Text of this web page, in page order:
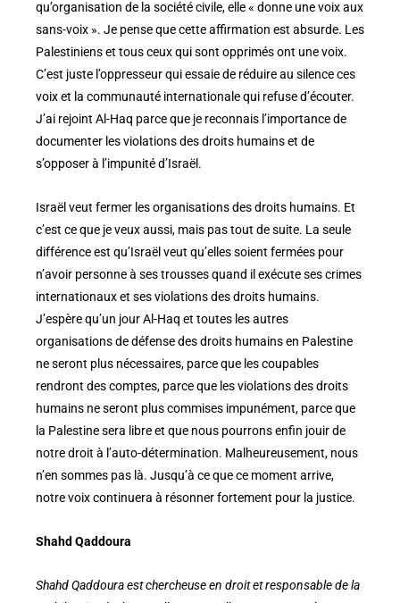
qu’organisation de la société civile, elle « donne une voix aux
sans-voix ». Je pense que cette affirmation est absurde. Les
Palestiniens et tous ceux qui sont opprimés ont une voix.
C’est juste l’oppresseur qui essaie de réduire au silence ces
voix et la communauté internationale qui refuse d’écouter.
J’ai rejoint Al-Haq parce que je reconnais l’importance de
documenter les violations des droits humains et de
s’opposer à l’impunité d’Israël.
Israël veut fermer les organisations des droits humains. Et
c’est ce que je veux aussi, mais pas tout de suite. La seule
différence est qu’Israël veut qu’elles soient fermées pour
n’avoir personne à ses trousses quand il exécute ses crimes
internationaux et ses violations des droits humains.
J’espère qu’un jour Al-Haq et toutes les autres
organisations de défense des droits humains en Palestine
ne seront plus nécessaires, parce que les coupables
rendront des comptes, parce que les violations des droits
humains ne seront plus commises impunément, parce que
la Palestine sera libre et que nous pourrons enfin jouir de
notre droit à l’auto-détermination. Malheureusement, nous
n’en sommes pas là. Jusqu’à ce que ce moment arrive,
notre voix continuera à résonner fortement pour la justice.
Shahd Qaddoura
Shahd Qaddoura est chercheuse en droit et responsable de la